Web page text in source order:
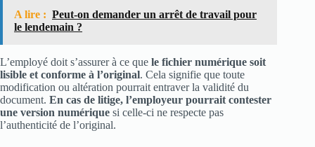
A lire : Peut-on demander un arrêt de travail pour
le lendemain ?
L’employé doit s’assurer à ce que le fichier numérique soit
lisible et conforme à l’original. Cela signifie que toute
modification ou altération pourrait entraver la validité du
document. En cas de litige, l’employeur pourrait contester
une version numérique si celle-ci ne respecte pas
l’authenticité de l’original.